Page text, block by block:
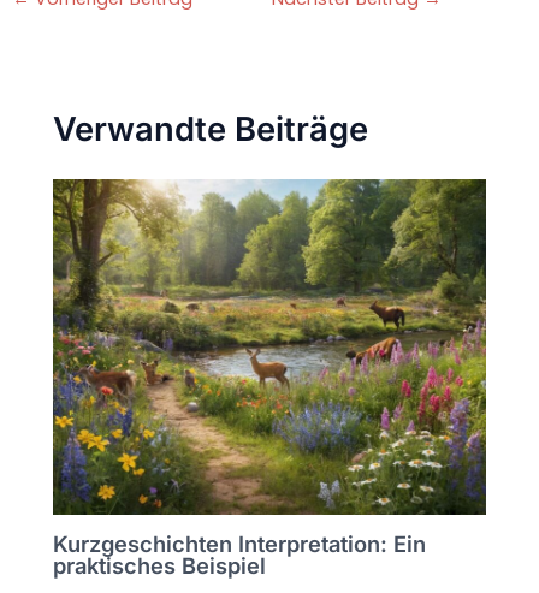
Verwandte Beiträge
Kurzgeschichten Interpretation: Ein
praktisches Beispiel